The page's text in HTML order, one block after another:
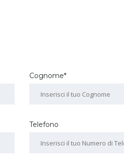
Cognome*
Telefono